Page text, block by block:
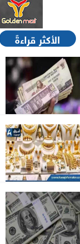
الأكثر قراءةً